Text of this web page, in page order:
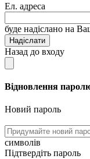
Ел. адреса
буде надіслано на
Надіслати
Назад до входу
Відновлення
Новий пароль
символів
Підтвердіть пароль